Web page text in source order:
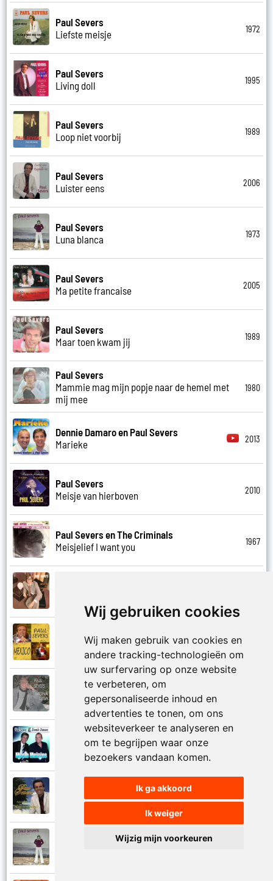
Wij gebruiken cookies
Wij maken gebruik van cookies en
andere tracking-technologieën om
uw surfervaring op onze website
te verbeteren, om
gepersonaliseerde inhoud en
advertenties te tonen, om ons
websiteverkeer te analyseren en
om te begrijpen waar onze
bezoekers vandaan komen.
Ik ga akkoord
Ik weiger
Wijzig mijn voorkeuren
Paul Severs
Liefste meisje
1972
Paul Severs
Living doll
1995
Paul Severs
Loop niet voorbij
1989
Paul Severs
Luister eens
2006
Paul Severs
Luna blanca
1973
Paul Severs
Ma petite francaise
2005
Paul Severs
Maar toen kwam jij
1989
Paul Severs
Mammie mag mijn popje naar de hemel met
mij mee
1980
Dennie Damaro en Paul Severs
Marieke
2013
Paul Severs
Meisje van hierboven
2010
Paul Severs en The Criminals
Meisjelief I want you
1967
Paul Severs
Paul Severs
Mona Lisa
Dennie Damaro en Paul Severs
Mooie meisjes
My love
2007